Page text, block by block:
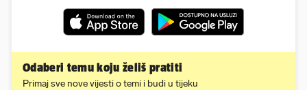
Odaberi temu koju želiš pratiti
Primaj sve nove vijesti o temi i budi u tijeku